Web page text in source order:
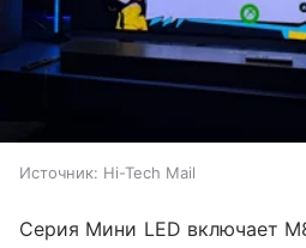
Источник: Hi-Tech Mail
Серия Мини LED включает